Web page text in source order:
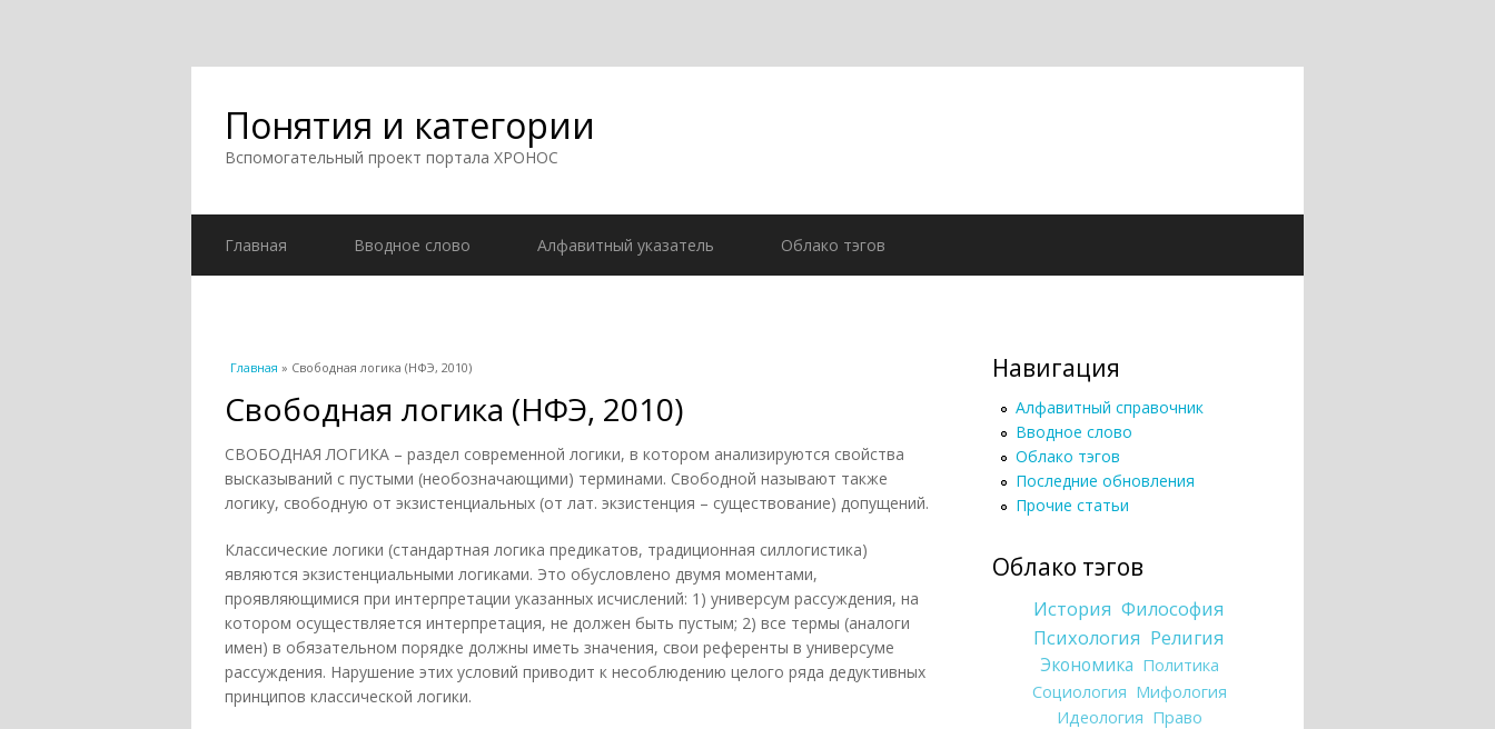
Понятия и категории
Вспомогательный проект портала ХРОНОС
Главная Вводное слово Алфавитный указатель Облако тэгов
Вы здесь
Главная » Свободная логика (НФЭ, 2010)
Свободная логика (НФЭ, 2010)
СВОБОДНАЯ ЛОГИКА – раздел современной логики, в котором анализируются свойства
высказываний с пустыми (необозначающими) терминами. Свободной называют также
логику, свободную от экзистенциальных (от лат. экзистенция – существование) допущений.
Классические логики (стандартная логика предикатов, традиционная силлогистика)
являются экзистенциальными логиками. Это обусловлено двумя моментами,
проявляющимися при интерпретации указанных исчислений: 1) универсум рассуждения, на
котором осуществляется интерпретация, не должен быть пустым; 2) все термы (аналоги
имен) в обязательном порядке должны иметь значения, свои референты в универсуме
рассуждения. Нарушение этих условий приводит к несоблюдению целого ряда дедуктивных
принципов классической логики.
Навигация
Алфавитный справочник
Вводное слово
Облако тэгов
Последние обновления
Прочие статьи
Облако тэгов
История Философия
Психология Религия
Экономика Политика
Социология Мифология
Идеология Право